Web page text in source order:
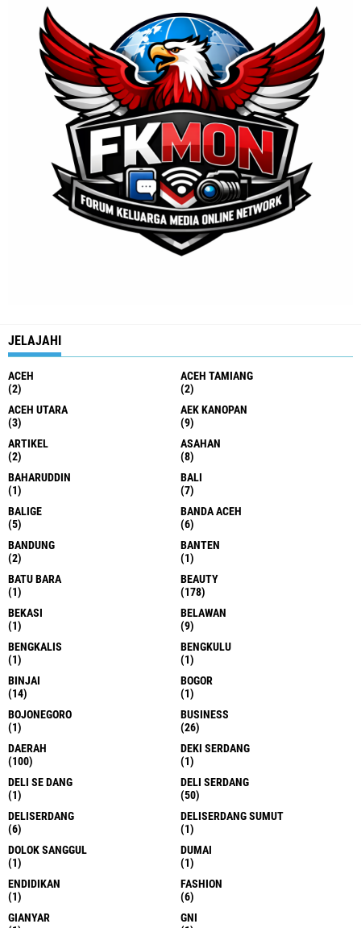
JELAJAHI
ACEH
(2)
ACEH TAMIANG
(2)
ACEH UTARA
(3)
AEK KANOPAN
(9)
ARTIKEL
(2)
ASAHAN
(8)
BAHARUDDIN
(1)
BALI
(7)
BALIGE
(5)
BANDA ACEH
(6)
BANDUNG
(2)
BANTEN
(1)
BATU BARA
(1)
BEAUTY
(178)
BEKASI
(1)
BELAWAN
(9)
BENGKALIS
(1)
BENGKULU
(1)
BINJAI
(14)
BOGOR
(1)
BOJONEGORO
(1)
BUSINESS
(26)
DAERAH
(100)
DEKI SERDANG
(1)
DELI SE DANG
(1)
DELI SERDANG
(50)
DELISERDANG
(6)
DELISERDANG SUMUT
(1)
DOLOK SANGGUL
(1)
DUMAI
(1)
ENDIDIKAN
(1)
FASHION
(6)
GIANYAR
GNI